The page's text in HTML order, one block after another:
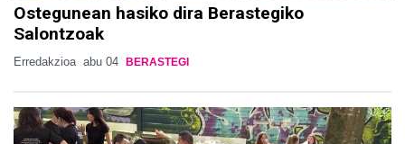
Ostegunean hasiko dira Berastegiko
Salontzoak
Erredakzioa abu 04 BERASTEGI